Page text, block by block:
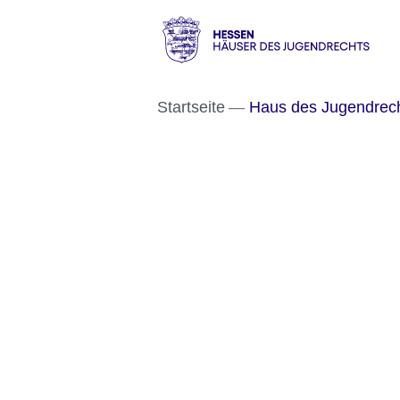
Direkt zum Kopf der
Direkt zum Inhalt
Direkt zum Fuß der
-
Häuser
Startseite Haus des